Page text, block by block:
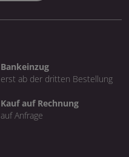
Bankeinzug
erst ab der dritten Bestellung
Kauf auf Rechnung
auf Anfrage